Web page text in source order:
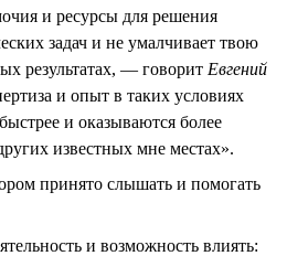
и ресурсы для решения
задач и не умалчивает твою
результатах, — говорит Евгений
и опыт в таких условиях
и оказываются более
известных мне местах».
принято слышать и помогать
и возможность влиять: